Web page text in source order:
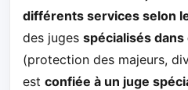
différents services selon
des juges spécialisés
(protection des majeurs,
est confiée à un juge